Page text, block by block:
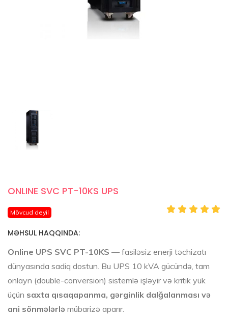
ONLINE SVC PT-10KS UPS
Mövcud deyil
MƏHSUL HAQQINDA:
Online UPS SVC PT-10KS — fasiləsiz enerji təchizatı
dünyasında sadiq dostun. Bu UPS 10 kVA gücündə, tam
onlayn (double-conversion) sistemlə işləyir və kritik yük
üçün saxta qısaqapanma, gərginlik dalğalanması və
ani sönmələrlə mübarizə aparır.